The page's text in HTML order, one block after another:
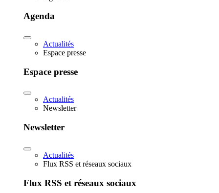
Agenda
Actualités
Espace presse
Espace presse
Actualités
Newsletter
Newsletter
Actualités
Flux RSS et réseaux sociaux
Flux RSS et réseaux sociaux